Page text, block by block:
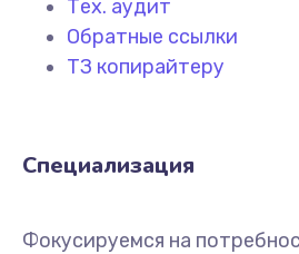
Тех. аудит
Обратные ссылки
ТЗ копирайтеру
Специализация
Фокусируемся на